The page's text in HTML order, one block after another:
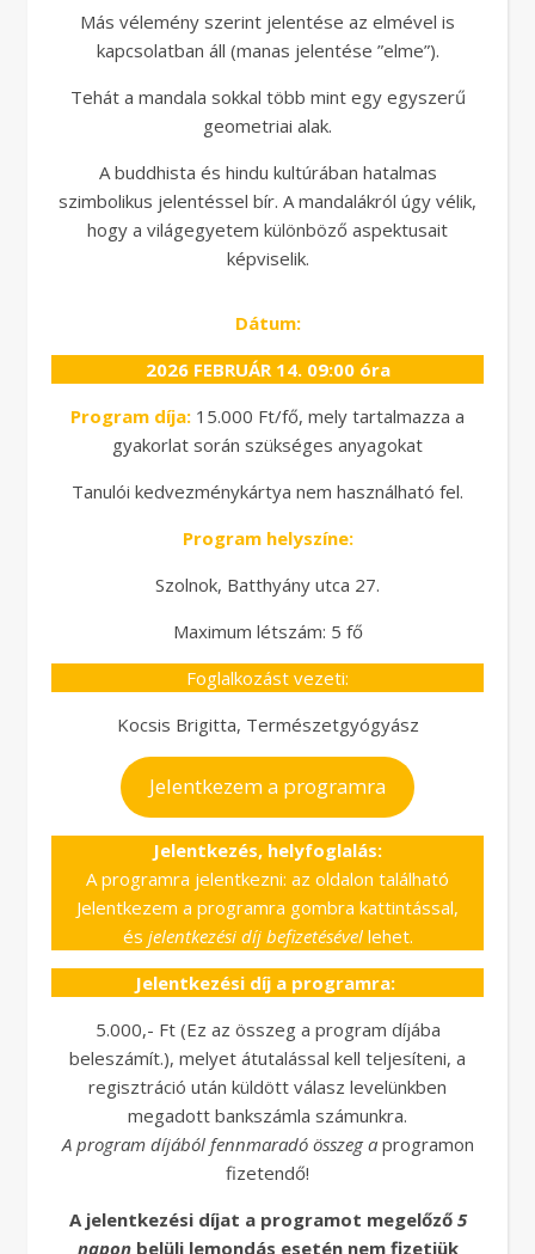
Más vélemény szerint jelentése az elmével is
kapcsolatban áll (manas jelentése ”elme”).
Tehát a mandala sokkal több mint egy egyszerű
geometriai alak.
A buddhista és hindu kultúrában hatalmas
szimbolikus jelentéssel bír. A mandalákról úgy vélik,
hogy a világegyetem különböző aspektusait
képviselik.
Dátum:
2026 FEBRUÁR 14. 09:00 óra
Program díja: 15.000 Ft/fő, mely tartalmazza a
gyakorlat során szükséges anyagokat
Tanulói kedvezménykártya nem használható fel.
Program helyszíne:
Szolnok, Batthyány utca 27.
Maximum létszám: 5 fő
Foglalkozást vezeti:
Kocsis Brigitta, Természetgyógyász
Jelentkezem a programra
Jelentkezés, helyfoglalás:
A programra jelentkezni: az oldalon található
Jelentkezem a programra gombra kattintással,
és jelentkezési díj befizetésévellehet.
Jelentkezési díj a programra:
5.000,- Ft (Ez az összeg a program díjába
beleszámít.), melyet átutalással kell teljesíteni, a
regisztráció után küldött válasz levelünkben
megadott bankszámla számunkra.
A program díjából fennmaradó összeg a programon
fizetendő!
A jelentkezési díjat a programot megelőző 5
naponbelüli lemondás esetén nem fizetjük